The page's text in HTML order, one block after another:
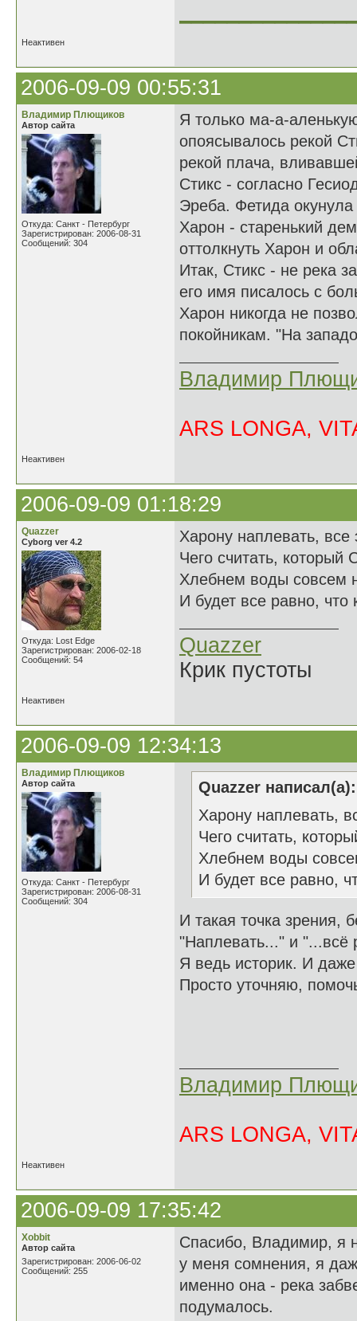
Неактивен
2006-09-09 00:55:31
Владимир Плющиков
Автор сайта
Откуда: Санкт - Петербург
Зарегистрирован: 2006-08-31
Сообщений: 304
Я только ма-а-
опоясывалось рекой
рекой плача,
Стикс - согласно
Эреба. Фетида
Харон - старенький
оттолкнуть Харон и
Итак, Стикс - не река
его имя писалось с
Харон никогда не
покойникам. "На
Владимир
ARS LONGA,
Неактивен
2006-09-09 01:18:29
Quazzer
Cyborg ver 4.2
Откуда: Lost Edge
Зарегистрирован: 2006-02-18
Сообщений: 54
Харону наплевать, все
Чего считать, который
Хлебнем воды совсем
И будет все равно, что
Quazzer
Крик пустоты
Неактивен
2006-09-09 12:34:13
Владимир Плющиков
Автор сайта
Откуда: Санкт - Петербург
Зарегистрирован: 2006-08-31
Сообщений: 304
Quazzer написал(а):
Харону наплевать,
Чего считать,
Хлебнем воды
И будет все равно,
И такая точка зрения,
"Наплевать..." и "...всё
Я ведь историк. И
Просто уточняю,
Владимир
ARS LONGA,
Неактивен
2006-09-09 17:35:42
Xobbit
Автор сайта
Зарегистрирован: 2006-06-02
Сообщений: 255
Спасибо, Владимир, я
у меня сомнения, я
именно она - река
подумалось.